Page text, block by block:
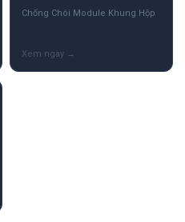
Chống Chói Module Khung Hộp